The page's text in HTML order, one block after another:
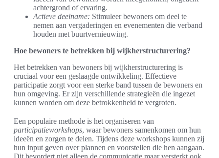
achtergrond of ervaring.
Actieve deelname: Stimuleer bewoners om deel te
nemen aan vergaderingen en evenementen die verband
houden met buurtvernieuwing.
Hoe bewoners te betrekken bij wijkherstructurering?
Het betrekken van bewoners bij wijkherstructurering is
cruciaal voor een geslaagde ontwikkeling. Effectieve
participatie zorgt voor een sterke band tussen de bewoners en
hun omgeving. Er zijn verschillende strategieën die ingezet
kunnen worden om deze betrokkenheid te vergroten.
Een populaire methode is het organiseren van
participatieworkshops, waar bewoners samenkomen om hun
ideeën en zorgen te delen. Tijdens deze workshops kunnen zij
hun input geven over plannen en voorstellen die hen aangaan.